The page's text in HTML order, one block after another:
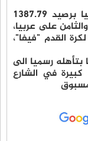
واحتل المنتخب الوطني المركز 64 عالميا برصيد 1387.79
على عربيا،
القدم "فيفا"،
بتأهله رسميا الى
وسط فرحة كبيرة في الشارع